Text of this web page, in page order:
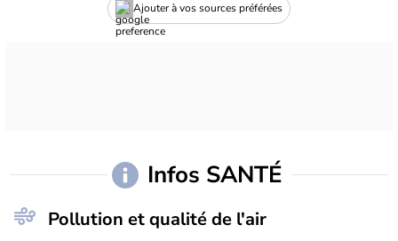
Ajouter à vos sources préférées
Infos SANTÉ
Pollution et qualité de l'air